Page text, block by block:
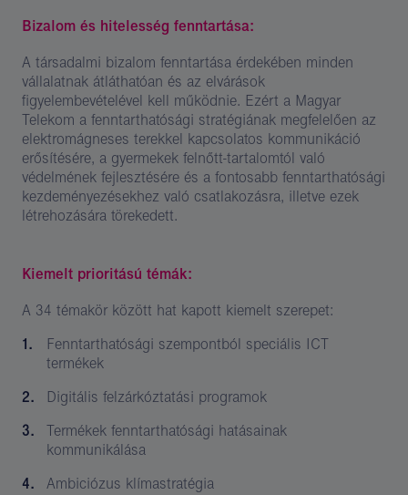
Bizalom és hitelesség fenntartása:
A társadalmi bizalom fenntartása érdekében minden
vállalatnak átláthatóan és az elvárások
figyelembevételével kell működnie. Ezért a Magyar
Telekom a fenntarthatósági stratégiának megfelelően az
elektromágneses terekkel kapcsolatos kommunikáció
erősítésére, a gyermekek felnőtt-tartalomtól való
védelmének fejlesztésére és a fontosabb fenntarthatósági
kezdeményezésekhez való csatlakozásra, illetve ezek
létrehozására törekedett.
Kiemelt prioritású témák:
A 34 témakör között hat kapott kiemelt szerepet:
Fenntarthatósági szempontból speciális ICT
termékek
Digitális felzárkóztatási programok
Termékek fenntarthatósági hatásainak
kommunikálása
Ambiciózus klímastratégia